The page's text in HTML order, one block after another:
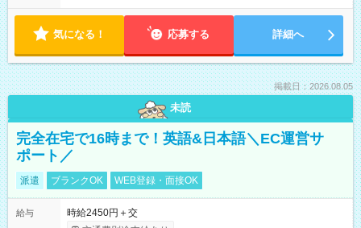
気になる！ 応募する 詳細へ
掲載日：2026.08.05
未読
完全在宅で16時まで！英語&日本語＼EC運営サ
ポート／
派遣 ブランクOK WEB登録・面接OK
給与
時給2450円＋交